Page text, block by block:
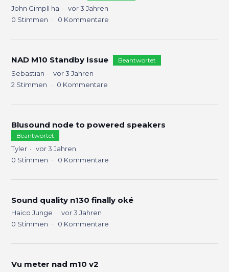
John GimplI ha
vor 3 Jahren
0 Stimmen 0 Kommentare
NAD M10 Standby Issue Beantwortet
Sebastian
vor 3 Jahren
2 Stimmen 0 Kommentare
Blusound node to powered speakers
Beantwortet
Tyler
vor 3 Jahren
0 Stimmen 0 Kommentare
Sound quality n130 finally oké
Haico Junge
vor 3 Jahren
0 Stimmen 0 Kommentare
Vu meter nad m10 v2